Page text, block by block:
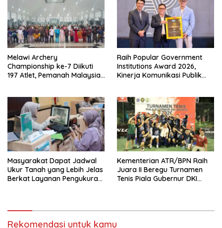
Melawi Archery
Championship ke-7 Diikuti
197 Atlet, Pemanah Malaysia
Raih Popular Government
Institutions Award 2026,
Kinerja Komunikasi Publik
Masyarakat Dapat Jadwal
Ukur Tanah yang Lebih Jelas
Berkat Layanan Pengukuran
Kementerian ATR/BPN Raih
Juara II Beregu Turnamen
Tenis Piala Gubernur DKI
Rekomendasi untuk kamu